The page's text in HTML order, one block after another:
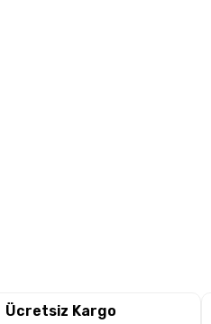
Ücretsiz Kargo